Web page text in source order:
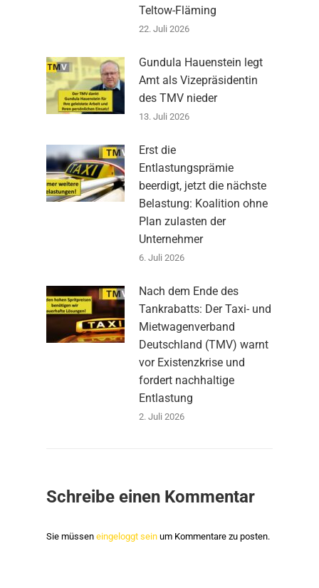
Teltow-Fläming
22. Juli 2026
Gundula Hauenstein legt
Amt als Vizepräsidentin
des TMV nieder
13. Juli 2026
Erst die
Entlastungsprämie
beerdigt, jetzt die nächste
Belastung: Koalition ohne
Plan zulasten der
Unternehmer
6. Juli 2026
Nach dem Ende des
Tankrabatts: Der Taxi- und
Mietwagenverband
Deutschland (TMV) warnt
vor Existenzkrise und
fordert nachhaltige
Entlastung
2. Juli 2026
Schreibe einen Kommentar
Sie müssen eingeloggt seinum Kommentare zu posten.